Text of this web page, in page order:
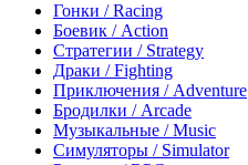
Гонки / Racing
Боевик / Action
Стратегии / Strategy
Драки / Fighting
Приключения / Adventure
Бродилки / Arcade
Музыкальные / Music
Симуляторы / Simulator